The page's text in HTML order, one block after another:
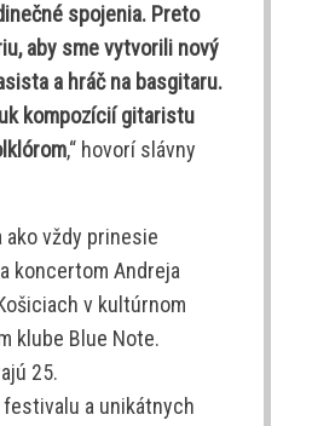
spojenia. Preto
aby sme vytvorili nový
a hráč na basgitaru.
kompozícií gitaristu
,“ hovorí slávny
ako vždy prinesie
koncertom Andreja
v kultúrnom
klube Blue Note.
25.
a unikátnych